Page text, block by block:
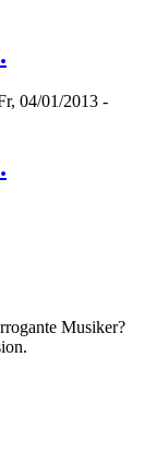
04/01/2013 -
Musiker?